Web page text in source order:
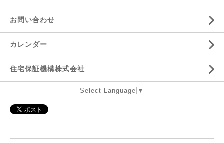
お問い合わせ
カレンダー
住宅保証機構株式会社
Select Language ▼